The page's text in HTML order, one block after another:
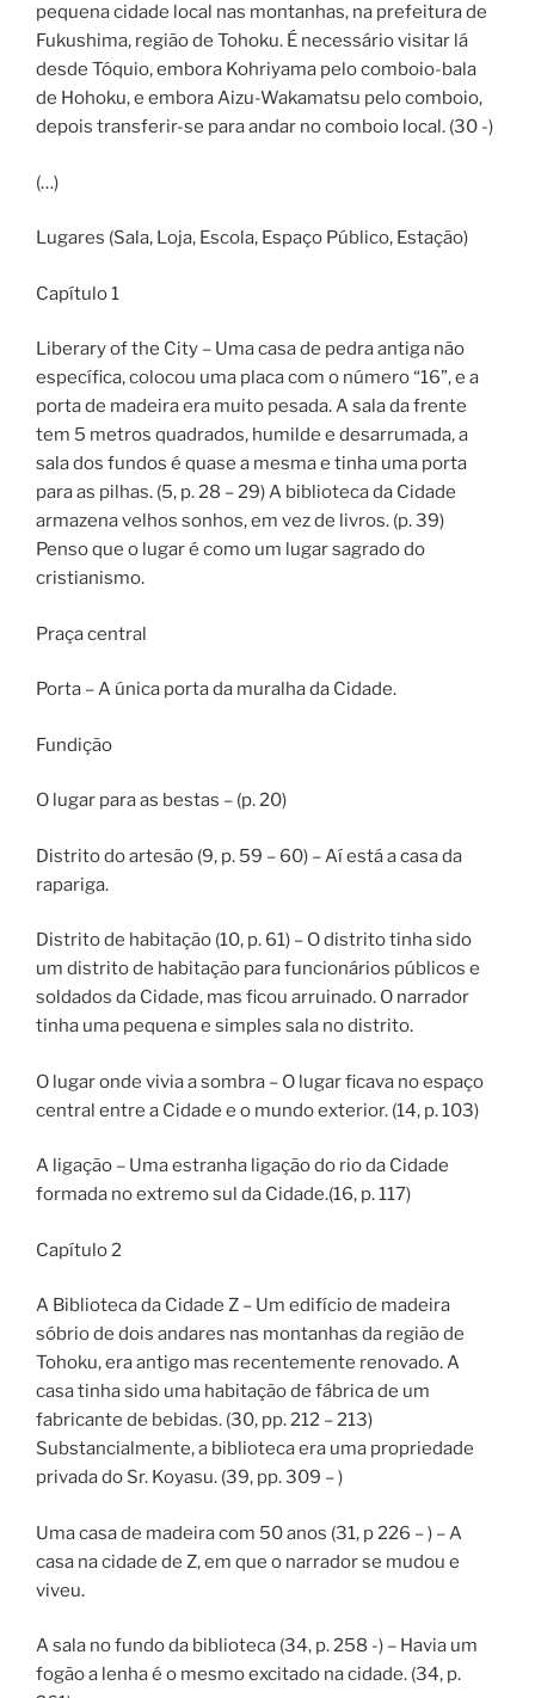
pequena cidade local nas montanhas, na prefeitura de
Fukushima, região de Tohoku. É necessário visitar lá
desde Tóquio, embora Kohriyama pelo comboio-bala
de Hohoku, e embora Aizu-Wakamatsu pelo comboio,
depois transferir-se para andar no comboio local. (30 -)
(…)
Lugares (Sala, Loja, Escola, Espaço Público, Estação)
Capítulo 1
Liberary of the City – Uma casa de pedra antiga não
específica, colocou uma placa com o número “16”, e a
porta de madeira era muito pesada. A sala da frente
tem 5 metros quadrados, humilde e desarrumada, a
sala dos fundos é quase a mesma e tinha uma porta
para as pilhas. (5, p. 28 – 29) A biblioteca da Cidade
armazena velhos sonhos, em vez de livros. (p. 39)
Penso que o lugar é como um lugar sagrado do
cristianismo.
Praça central
Porta – A única porta da muralha da Cidade.
Fundição
O lugar para as bestas – (p. 20)
Distrito do artesão (9, p. 59 – 60) – Aí está a casa da
rapariga.
Distrito de habitação (10, p. 61) – O distrito tinha sido
um distrito de habitação para funcionários públicos e
soldados da Cidade, mas ficou arruinado. O narrador
tinha uma pequena e simples sala no distrito.
O lugar onde vivia a sombra – O lugar ficava no espaço
central entre a Cidade e o mundo exterior. (14, p. 103)
A ligação – Uma estranha ligação do rio da Cidade
formada no extremo sul da Cidade.(16, p. 117)
Capítulo 2
A Biblioteca da Cidade Z – Um edifício de madeira
sóbrio de dois andares nas montanhas da região de
Tohoku, era antigo mas recentemente renovado. A
casa tinha sido uma habitação de fábrica de um
fabricante de bebidas. (30, pp. 212 – 213)
Substancialmente, a biblioteca era uma propriedade
privada do Sr. Koyasu. (39, pp. 309 – )
Uma casa de madeira com 50 anos (31, p 226 – ) – A
casa na cidade de Z, em que o narrador se mudou e
viveu.
A sala no fundo da biblioteca (34, p. 258 -) – Havia um
fogão a lenha é o mesmo excitado na cidade. (34, p.